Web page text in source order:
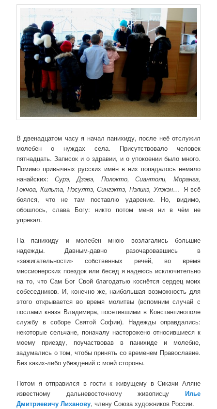
В двенадцатом часу я начал панихиду, после неё отслужил
молебен о нуждах села. Присутствовало человек
пятнадцать. Записок и о здравии, и о упокоении было много.
Помимо привычных русских имён в них попадалось немало
нанайских: Сурэ, Дзэвэ, Полокто, Сиантоли, Моранга,
Гокчоа, Кильта, Нэсултэ, Сингэктэ, Нэликэ, Улэкэн… Я всё
боялся, что не там поставлю ударение. Но, видимо,
обошлось, слава Богу: никто потом меня ни в чём не
упрекал.
На панихиду и молебен мною возлагались большие
надежды. Давным-давно разочаровавшись в
«зажигательности» собственных речей, во время
миссионерских поездок или бесед я надеюсь исключительно
на то, что Сам Бог Свой благодатью коснётся сердец моих
собеседников. И, конечно же, наибольшая возможность для
этого открывается во время молитвы (вспомним случай с
послами князя Владимира, посетившими в Константинополе
службу в соборе Святой Софии). Надежды оправдались:
некоторые сельчане, поначалу насторожено относившиеся к
моему приезду, поучаствовав в панихиде и молебне,
задумались о том, чтобы принять со временем Православие.
Без каких-либо убеждений с моей стороны.
Потом я отправился в гости к живущему в Сикачи Аляне
известному дальневосточному живописцу Илье
Дмитриевичу Лиханову, члену Союза художников России.